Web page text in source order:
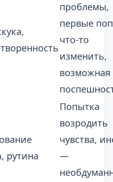
проблемы,
первые
что-то
изменить,
возможная
рутина
Попытка
возродить
чувства,
—